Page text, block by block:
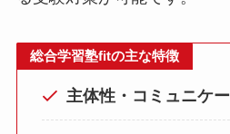
総合学習塾fitの主な特徴
主体性・コミュニケ